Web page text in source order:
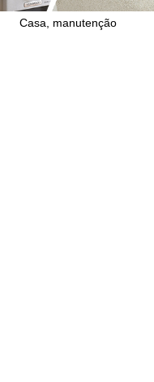
Casa, manutenção